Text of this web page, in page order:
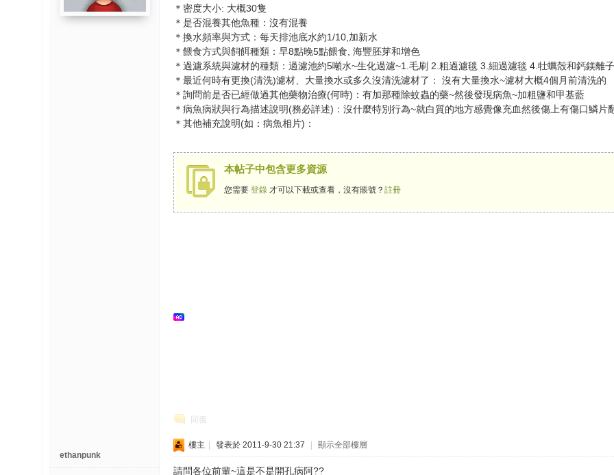
＊密度大小: 大概30隻
＊是否混養其他魚種：沒有混養
＊換水頻率與方式：每天排池底水約1/10,加新水
＊餵食方式與飼餌種類：早8點晚5點餵食, 海豐胚芽和增色
＊過濾系統與濾材的種類：過濾池約5噸水~生化過濾~1.毛刷 2.粗過濾毯 3.細過濾毯 4.牡蠣殼和鈣鎂離子
＊最近何時有更換(清洗)濾材、大量換水或多久沒清洗濾材了： 沒有大量換水~濾材大概4個月前清洗的
＊詢問前是否已經做過其他藥物治療(何時)：有加那種除蚊蟲的藥~然後發現病魚~加粗鹽和甲基藍
＊病魚病狀與行為描述說明(務必詳述)：沒什麼特別行為~就白質的地方感覺像充血然後傷上有傷口鱗片
＊其他補充說明(如：病魚相片)：
本帖子中包含更多資源
您需要 登錄 才可以下載或查看，沒有賬號？ 註冊
回復
ethanpunk
樓主 發表於 2011-9-30 21:37 顯示全部樓層
請問各位前輩~這是不是開孔病阿??